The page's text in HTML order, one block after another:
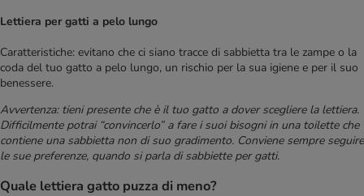
Lettiera per gatti a pelo lungo
Caratteristiche: evitano che ci siano tracce di sabbietta tra le zampe o la
coda del tuo gatto a pelo lungo, un rischio per la sua igiene e per il suo
benessere.
Avvertenza: tieni presente che è il tuo gatto a dover scegliere la lettiera.
Difficilmente potrai “convincerlo” a fare i suoi bisogni in una toilette che
contiene una sabbietta non di suo gradimento. Conviene sempre seguire
le sue preferenze, quando si parla di sabbiette per gatti.
Quale lettiera gatto puzza di meno?